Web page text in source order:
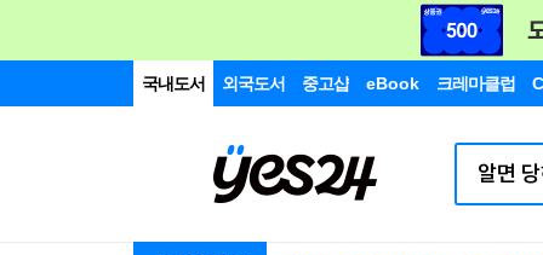
국내도서 외국도서 중고샵 eBook 크레마클럽